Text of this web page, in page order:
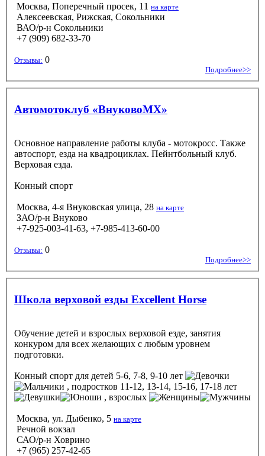
Москва, Поперечный просек, 11 на карте
Алексеевская, Рижская, Сокольники
ВАО/р-н Сокольники
+7 (909) 682-33-70
Отзывы: 0
Подробнее>>
Автомотоклуб «ВнуковоМХ»
Основное направление работы клуба - мотокросс. Также
автоспорт, езда на квадроциклах. Пейнтбольный клуб.
Верховая езда.
Конный спорт
Москва, 4-я Внуковская улица, 28 на карте
ЗАО/р-н Внуково
+7-925-003-41-63, +7-985-413-60-00
Отзывы: 0
Подробнее>>
Школа верховой езды Excellent Horse
Обучение детей и взрослых верховой езде, занятия
конкуром для всех желающих с любым уровнем
подготовки.
Конный спорт для детей 5-6, 7-8, 9-10 лет
, подростков 11-12, 13-14, 15-16, 17-18 лет
, взрослых
Москва, ул. Дыбенко, 5 на карте
Речной вокзал
САО/р-н Ховрино
+7 (965) 257-42-65